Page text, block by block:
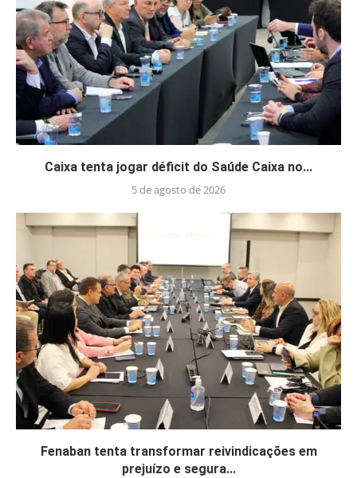
Caixa tenta jogar déficit do Saúde Caixa no...
5 de agosto de 2026
Fenaban tenta transformar reivindicações em
prejuízo e segura...